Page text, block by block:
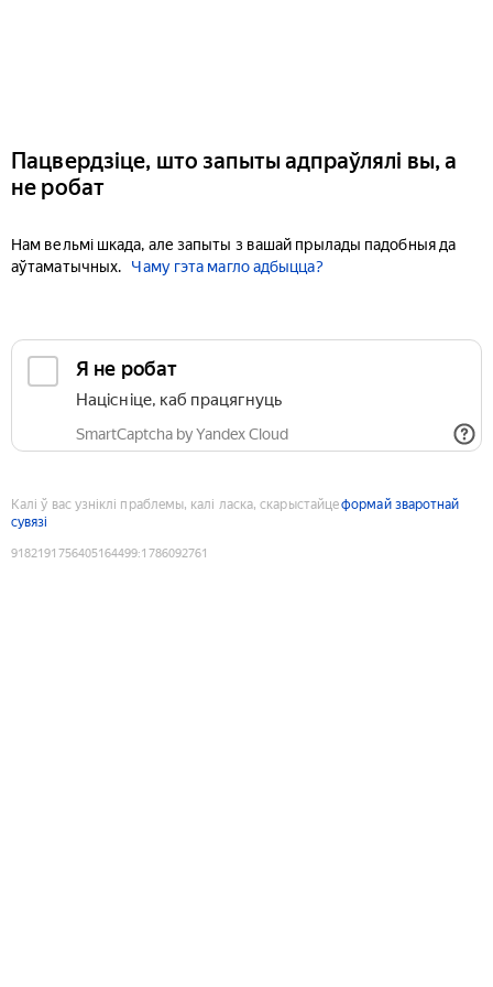
Пацвердзіце, што запыты адпраўлялі вы, а
не робат
Нам вельмі шкада, але запыты з вашай прылады падобныя да
аўтаматычных.
Чаму гэта магло адбыцца?
Я не робат
Націсніце, каб працягнуць
SmartCaptcha by Yandex Cloud
Калі ў вас узніклі праблемы, калі ласка, скарыстайцеформай зваротнай
сувязі
9182191756405164499:1786092761